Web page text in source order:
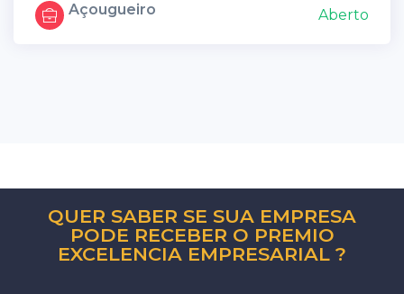
Açougueiro Aberto
QUER SABER SE SUA EMPRESA
PODE RECEBER O PREMIO
EXCELENCIA EMPRESARIAL ?